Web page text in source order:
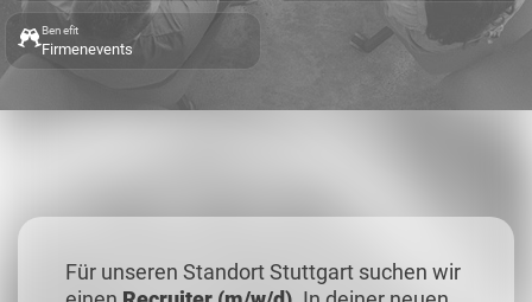
Benefit
Firmenevents
Für unseren Standort Stuttgart suchen wir